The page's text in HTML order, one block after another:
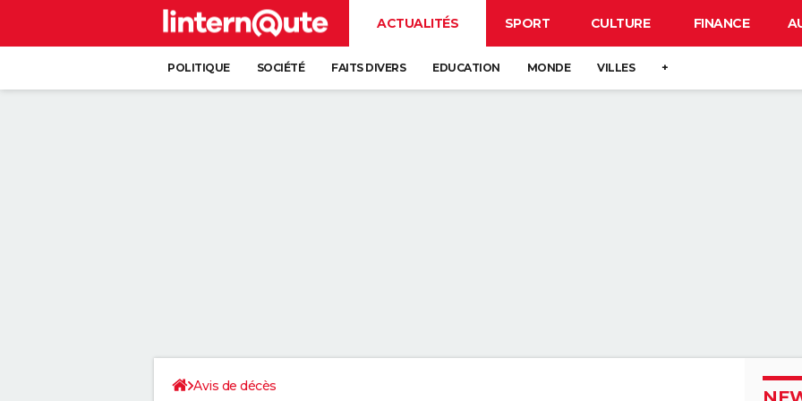
ACTUALITÉS SPORT CULTURE FINANCE
POLITIQUE SOCIÉTÉ FAITS DIVERS EDUCATION MONDE VILLES +
Avis de décès